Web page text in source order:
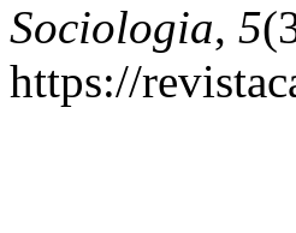
Sociologia, 5
https://